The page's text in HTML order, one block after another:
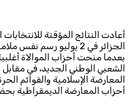
أعادت النتائج المؤقتة
الجزائر في 2 يوليو رسم
بعدما منحت أحزاب الموالاة
الشعبي الوطني الجديد، في
المعارضة الإسلامية والقوائم
أحزاب المعارضة الديمقراطية